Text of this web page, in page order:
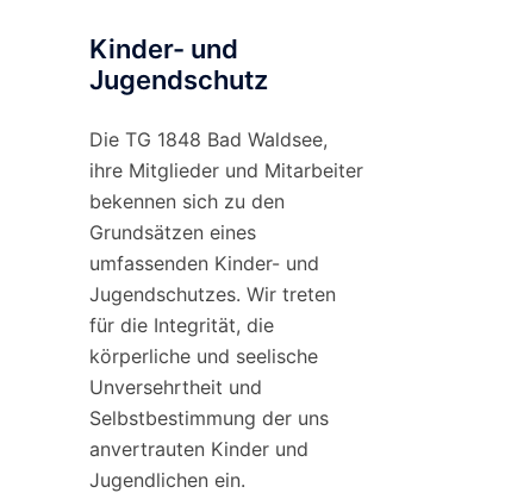
Kinder- und
Jugendschutz
Die TG 1848 Bad Waldsee,
ihre Mitglieder und Mitarbeiter
bekennen sich zu den
Grundsätzen eines
umfassenden Kinder- und
Jugendschutzes. Wir treten
für die Integrität, die
körperliche und seelische
Unversehrtheit und
Selbstbestimmung der uns
anvertrauten Kinder und
Jugendlichen ein.